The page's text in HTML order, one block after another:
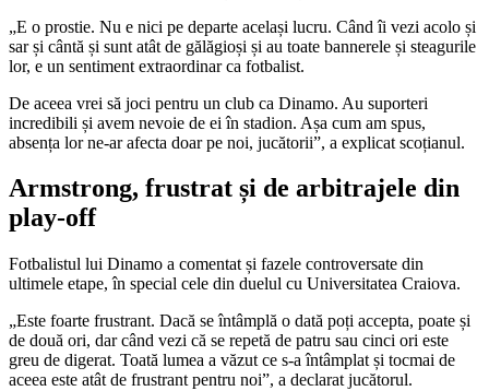
„E o prostie. Nu e nici pe departe același lucru. Când îi vezi acolo și
sar și cântă și sunt atât de gălăgioși și au toate bannerele și steagurile
lor, e un sentiment extraordinar ca fotbalist.
De aceea vrei să joci pentru un club ca Dinamo. Au suporteri
incredibili și avem nevoie de ei în stadion. Așa cum am spus,
absența lor ne-ar afecta doar pe noi, jucătorii”, a explicat scoțianul.
Armstrong, frustrat și de arbitrajele din
play-off
Fotbalistul lui Dinamo a comentat și fazele controversate din
ultimele etape, în special cele din duelul cu Universitatea Craiova.
„Este foarte frustrant. Dacă se întâmplă o dată poți accepta, poate și
de două ori, dar când vezi că se repetă de patru sau cinci ori este
greu de digerat. Toată lumea a văzut ce s-a întâmplat și tocmai de
aceea este atât de frustrant pentru noi”, a declarat jucătorul.